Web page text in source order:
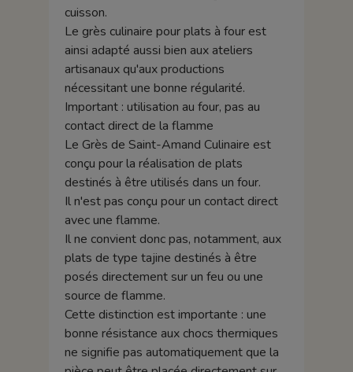
cuisson.
Le grès culinaire pour plats à four est
ainsi adapté aussi bien aux ateliers
artisanaux qu'aux productions
nécessitant une bonne régularité.
Important : utilisation au four, pas au
contact direct de la flamme
Le Grès de Saint-Amand Culinaire est
conçu pour la réalisation de plats
destinés à être utilisés dans un four.
Il n'est pas conçu pour un contact direct
avec une flamme.
Il ne convient donc pas, notamment, aux
plats de type tajine destinés à être
posés directement sur un feu ou une
source de flamme.
Cette distinction est importante : une
bonne résistance aux chocs thermiques
ne signifie pas automatiquement que la